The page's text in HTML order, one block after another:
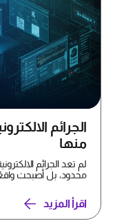
الجرائم
منها
لم تعد الجرائم
محدود، بل أصبحت واقعًا
اقرأ المزيد